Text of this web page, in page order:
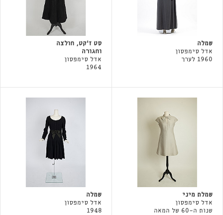
שמלה
אדל סימפסון
1960 לערך
סט ז׳קט, חולצה
וחגורה
אדל סימפסון
1964
שמלת מיני
אדל סימפסון
שנות ה-60 של המאה
שמלה
אדל סימפסון
1948